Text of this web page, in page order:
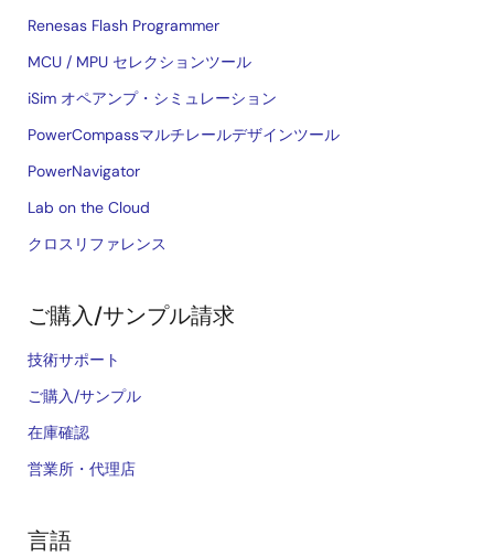
Renesas Flash Programmer
MCU / MPU セレクションツール
iSim オペアンプ・シミュレーション
PowerCompassマルチレールデザインツール
PowerNavigator
Lab on the Cloud
クロスリファレンス
ご購入/サンプル請求
技術サポート
ご購入/サンプル
在庫確認
営業所・代理店
言語